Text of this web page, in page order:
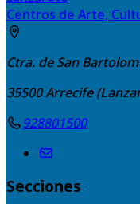
Centros de Arte,
Ctra. de San
35500Arrecife
928801500
Secciones